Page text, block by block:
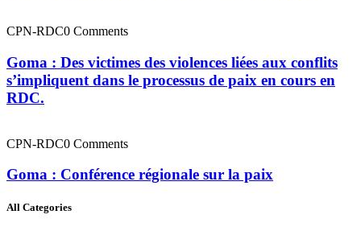
CPN-RDC0 Comments
Goma : Des victimes des violences liées aux conflits
s’impliquent dans le processus de paix en cours en
RDC.
CPN-RDC0 Comments
Goma : Conférence régionale sur la paix
All Categories